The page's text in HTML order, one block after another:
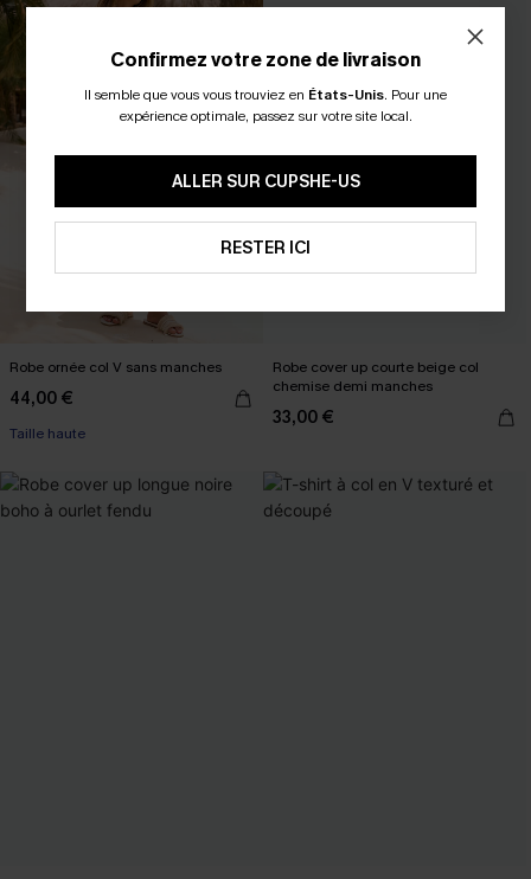
Robe ornée col V sans manches
44,00 €
Taille haute
Robe cover up courte beige col
chemise demi manches
33,00 €
Confirmez votre zone de livraison
Il semble que vous vous trouviez en États-Unis. Pour une
expérience optimale, passez sur votre site local.
ALLER SUR CUPSHE-US
RESTER ICI